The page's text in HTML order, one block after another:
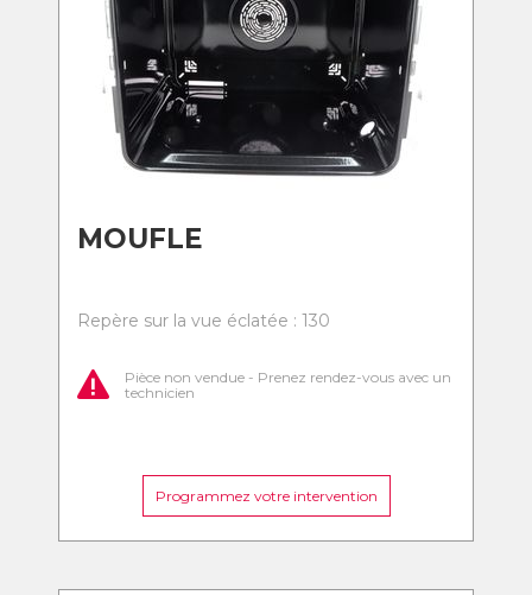
MOUFLE
Repère sur la vue éclatée : 130
Pièce non vendue - Prenez rendez-vous avec un
technicien
Programmez votre intervention